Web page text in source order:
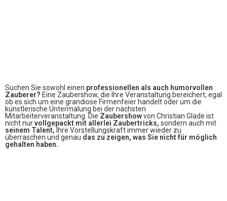
Suchen Sie sowohl einen professionellen als auch humorvollen
Zauberer? Eine Zaubershow, die Ihre Veranstaltung bereichert, egal
ob es sich um eine grandiose Firmenfeier handelt oder um die
künstlerische Untermalung bei der nächsten
Mitarbeiterveranstaltung. Die Zaubershowvon Christian Glade ist
nicht nurvollgepackt mit allerlei Zaubertricks, sondern auch mit
seinem Talent, Ihre Vorstellungskraft immer wieder zu
überraschen und genau das zu zeigen, was Sie nicht für möglich
gehalten haben.